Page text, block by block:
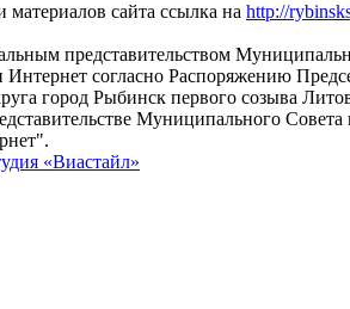
сайта ссылка на http://
представительством
Интернет согласно Распоряжению
город Рыбинск первого созыва
Муниципального Совета
«Виастайл»